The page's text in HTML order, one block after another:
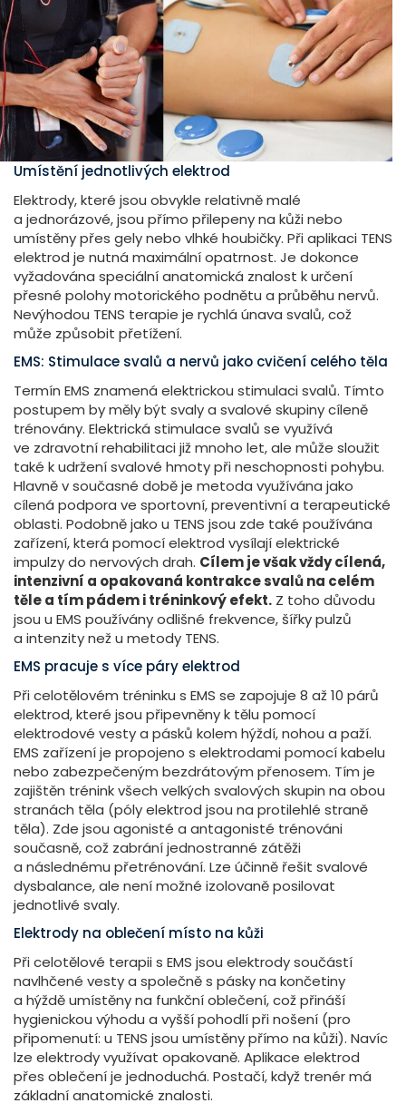
Umístění jednotlivých elektrod
Elektrody, které jsou obvykle relativně malé
a jednorázové, jsou přímo přilepeny na kůži nebo
umístěny přes gely nebo vlhké houbičky. Při aplikaci TENS
elektrod je nutná maximální opatrnost. Je dokonce
vyžadována speciální anatomická znalost k určení
přesné polohy motorického podnětu a průběhu nervů.
Nevýhodou TENS terapie je rychlá únava svalů, což
může způsobit přetížení.
EMS: Stimulace svalů a nervů jako cvičení celého těla
Termín EMS znamená elektrickou stimulaci svalů. Tímto
postupem by měly být svaly a svalové skupiny cíleně
trénovány. Elektrická stimulace svalů se využívá
ve zdravotní rehabilitaci již mnoho let, ale může sloužit
také k udržení svalové hmoty při neschopnosti pohybu.
Hlavně v současné době je metoda využívána jako
cílená podpora ve sportovní, preventivní a terapeutické
oblasti. Podobně jako u TENS jsou zde také používána
zařízení, která pomocí elektrod vysílají elektrické
impulzy do nervových drah. Cílem je však vždy cílená,
intenzivní a opakovaná kontrakce svalů na celém
těle a tím pádem i tréninkový efekt. Z toho důvodu
jsou u EMS používány odlišné frekvence, šířky pulzů
a intenzity než u metody TENS.
EMS pracuje s více páry elektrod
Při celotělovém tréninku s EMS se zapojuje 8 až 10 párů
elektrod, které jsou připevněny k tělu pomocí
elektrodové vesty a pásků kolem hýždí, nohou a paží.
EMS zařízení je propojeno s elektrodami pomocí kabelu
nebo zabezpečeným bezdrátovým přenosem. Tím je
zajištěn trénink všech velkých svalových skupin na obou
stranách těla (póly elektrod jsou na protilehlé straně
těla). Zde jsou agonisté a antagonisté trénováni
současně, což zabrání jednostranné zátěži
a následnému přetrénování. Lze účinně řešit svalové
dysbalance, ale není možné izolovaně posilovat
jednotlivé svaly.
Elektrody na oblečení místo na kůži
Při celotělové terapii s EMS jsou elektrody součástí
navlhčené vesty a společně s pásky na končetiny
a hýždě umístěny na funkční oblečení, což přináší
hygienickou výhodu a vyšší pohodlí při nošení (pro
připomenutí: u TENS jsou umístěny přímo na kůži). Navíc
lze elektrody využívat opakovaně. Aplikace elektrod
přes oblečení je jednoduchá. Postačí, když trenér má
základní anatomické znalosti.